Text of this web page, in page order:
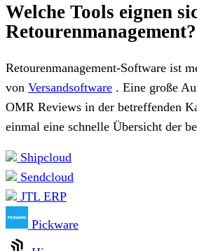
Welche Tools eignen
Retourenmanagement?
Retourenmanagement-Software ist
von Versandsoftware . Eine große
OMR Reviews in der betreffenden
einmal eine schnelle Übersicht der
Shipcloud
Sendcloud
JTL ERP
Pickware